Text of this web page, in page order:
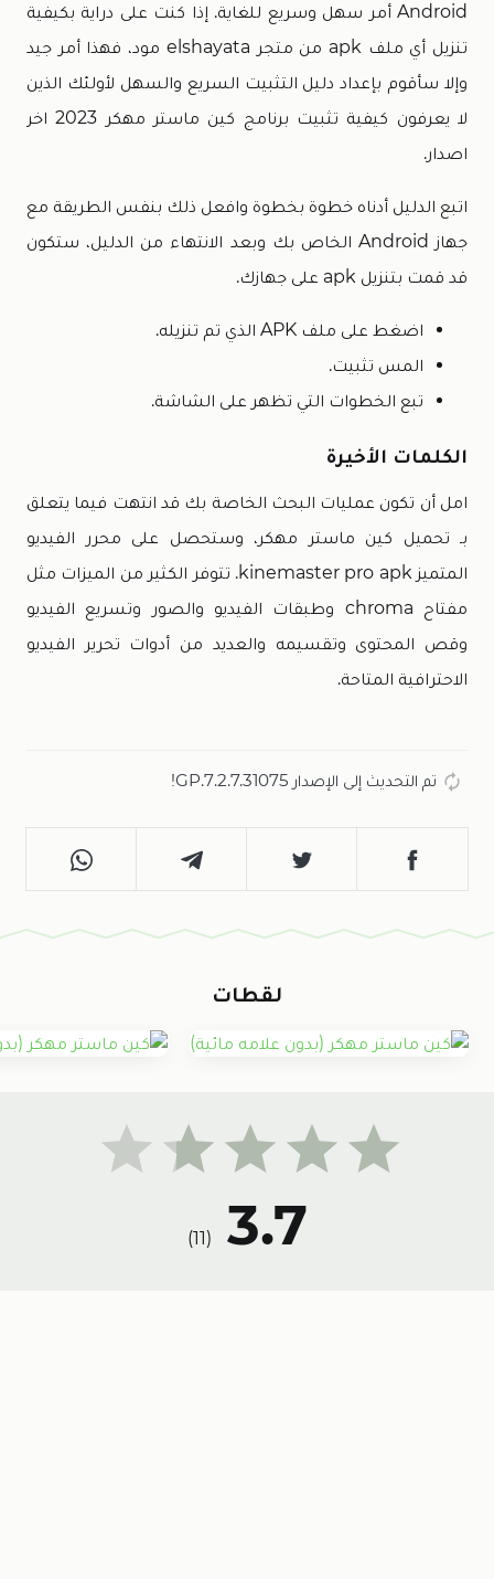
Android أمر سهل وسريع للغاية. إذا كنت على دراية بكيفية
تنزيل أي ملف apk من متجر elshayata مود، فهذا أمر جيد
وإلا سأقوم بإعداد دليل التثبيت السريع والسهل لأولئك الذين
لا يعرفون كيفية تثبيت برنامج كين ماستر مهكر 2023 اخر
اصدار.
اتبع الدليل أدناه خطوة بخطوة وافعل ذلك بنفس الطريقة مع
جهاز Android الخاص بك وبعد الانتهاء من الدليل، ستكون
قد قمت بتنزيل apk على جهازك.
اضغط على ملف APK الذي تم تنزيله.
المس تثبيت.
تبع الخطوات التي تظهر على الشاشة.
الكلمات الأخيرة
امل أن تكون عمليات البحث الخاصة بك قد انتهت فيما يتعلق
بـ تحميل كين ماستر مهكر، وستحصل على محرر الفيديو
المتميز kinemaster pro apk. تتوفر الكثير من الميزات مثل
مفتاح chroma وطبقات الفيديو والصور وتسريع الفيديو
وقص المحتوى وتقسيمه والعديد من أدوات تحرير الفيديو
الاحترافية المتاحة.
تم التحديث إلى الإصدار 7.2.7.31075.GP!
3.7
(
11
)
لقطات